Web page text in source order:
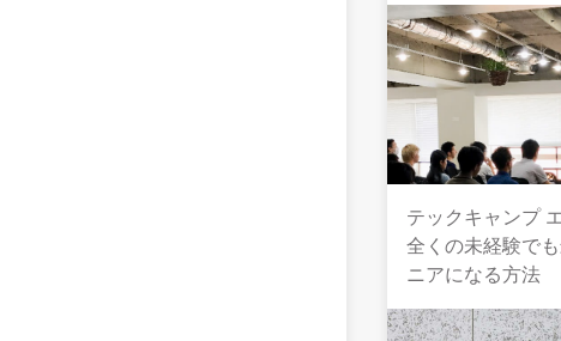
テックキャンプ
全くの未経験で
ニアになる方法